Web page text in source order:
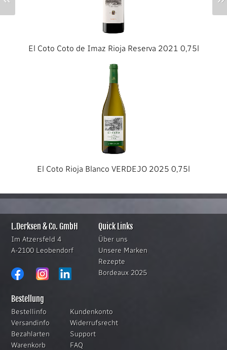
El Coto Coto de Imaz Rioja Reserva 2021 0,75l
El Coto Rioja Blanco VERDEJO 2025 0,75l
L.Derksen & Co. GmbH
Im Atzersfeld 4
A-2100 Leobendorf
Quick Links
Über uns
Unsere Marken
Rezepte
Bordeaux 2025
Bestellung
Bestellinfo
Versandinfo
Bezahlarten
Warenkorb
Kundenkonto
Widerrufsrecht
Support
FAQ